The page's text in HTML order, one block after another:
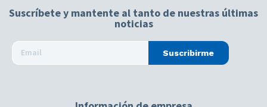
Suscríbete y mantente al tanto de nuestras últimas
noticias
Suscribirme